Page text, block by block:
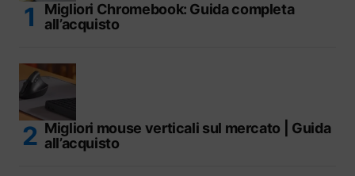
Migliori Chromebook: Guida completa
all’acquisto
Migliori mouse verticali sul mercato | Guida
all’acquisto